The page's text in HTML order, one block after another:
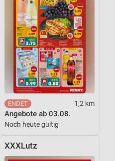
1,2 km
Angebote ab 03.08.
Noch heute gültig
XXXLutz